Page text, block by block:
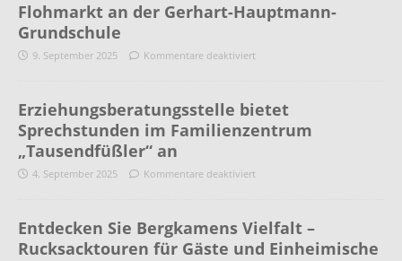
Flohmarkt an der Gerhart-Hauptmann-
Grundschule
9. September 2025 Kommentare deaktiviert
Erziehungsberatungsstelle bietet
Sprechstunden im Familienzentrum
„Tausendfüßler“ an
4. September 2025 Kommentare deaktiviert
Entdecken Sie Bergkamens Vielfalt –
Rucksacktouren für Gäste und Einheimische